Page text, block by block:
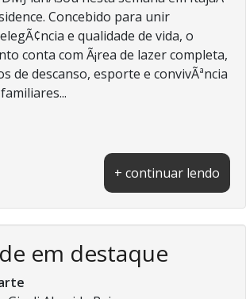
Concebido para unir
e qualidade de vida, o
conta com Ã¡rea de lazer completa,
de descanso, esporte e convivÃªncia
+ continuar lendo
em destaque